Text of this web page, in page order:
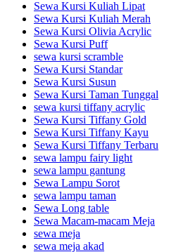
Sewa Kursi Kuliah Lipat
Sewa Kursi Kuliah Merah
Sewa Kursi Olivia Acrylic
Sewa Kursi Puff
sewa kursi scramble
Sewa Kursi Standar
Sewa Kursi Susun
Sewa Kursi Taman Tunggal
sewa kursi tiffany acrylic
Sewa Kursi Tiffany Gold
Sewa Kursi Tiffany Kayu
Sewa Kursi Tiffany Terbaru
sewa lampu fairy light
sewa lampu gantung
Sewa Lampu Sorot
sewa lampu taman
Sewa Long table
Sewa Macam-macam Meja
sewa meja
sewa meja akad